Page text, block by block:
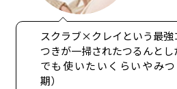
スクラブ×クレイという最強
つきが一掃されたつるんと
でも使いたいくらいやみ
期）